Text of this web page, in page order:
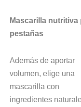
Mascarilla nutritiva
pestañas
Además de aportar
volumen, elige una
mascarilla con
ingredientes